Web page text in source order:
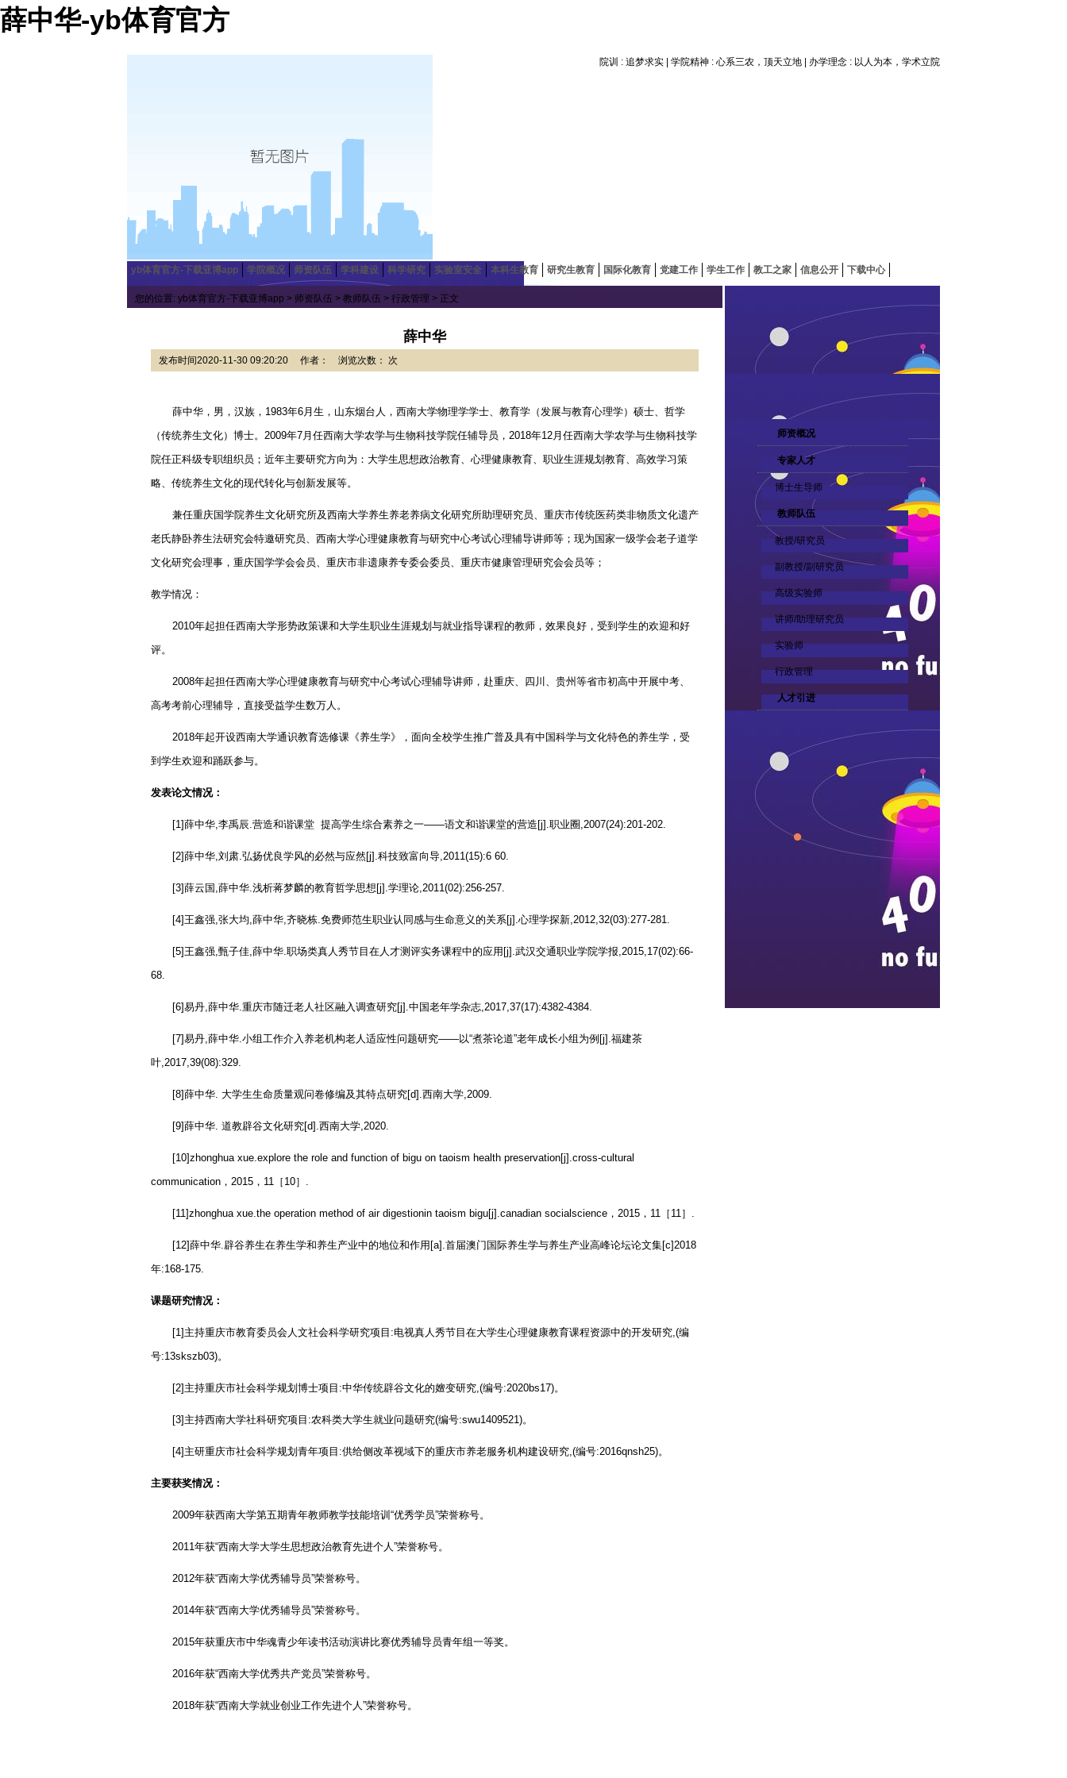
薛中华-yb体育官方
院训 : 追梦求实 | 学院精神 : 心系三农，顶天立地 | 办学理念 : 以人为本，学术立院
yb体育官方-下载亚博app 学院概况 师资队伍 学科建设 科学研究 实验室安全 本科生教育 研究生教育 国际化教育 党建工作 学生工作 教工之家 信息公开 下载中心
师资概况
专家人才
博士生导师
教师队伍
教授/研究员
副教授/副研究员
高级实验师
讲师/助理研究员
实验师
行政管理
人才引进
您的位置: yb体育官方-下载亚博app > 师资队伍 > 教师队伍 > 行政管理 > 正文
薛中华
发布时间2020-11-30 09:20:20 作者： 浏览次数： 次
薛中华，男，汉族， 1983年6月生，山东烟台人，西南大学物理学学士、教育学（发展与教育心理学）硕士、哲学
（传统养生文化）博士。 2009年7月任西南大学农学与生物科技学院任辅导员， 2018年12月任西南大学农学与生物科技学
院任正科级专职组织员；近年主要研究方向为：大学生思想政治教育、心理健康教育、职业生涯规划教育、高效学习策
略、传统养生文化的现代转化与创新发展等。
兼任重庆国学院养生文化研究所及西南大学养生养老养病文化研究所助理研究员、重庆市传统医药类非物质文化遗产
老氏静卧养生法研究会特邀研究员、西南大学心理健康教育与研究中心考试心理辅导讲师等；现为国家一级学会老子道学
文化研究会理事，重庆国学学会会员、重庆市非遗康养专委会委员、重庆市健康管理研究会会员等；
教学情况：
2010年起担任西南大学形势政策课和大学生职业生涯规划与就业指导课程的教师，效果良好，受到学生的欢迎和好
评。
2008年起担任西南大学心理健康教育与研究中心考试心理辅导讲师，赴重庆、四川、贵州等省市初高中开展中考、
高考考前心理辅导，直接受益学生数万人。
2018年起开设西南大学通识教育选修课《养生学》，面向全校学生推广普及具有中国科学与文化特色的养生学，受
到学生欢迎和踊跃参与。
发表论文情况：
[1]薛中华,李禹辰.营造和谐课堂 提高学生综合素养之一——语文和谐课堂的营造 [j].职业圈 ,2007(24):201-202.
[2]薛中华,刘肃.弘扬优良学风的必然与应然[j].科技致富向导,2011(15):6 60.
[3]薛云国 ,薛中华.浅析蒋梦麟的教育哲学思想 [j].学理论,2011(02):256-257.
[4]王鑫强,张大均,薛中华,齐晓栋.免费师范生职业认同感与生命意义的关系[j].心理学探新,2012,32(03):277-281.
[5]王鑫强,甄子佳,薛中华.职场类真人秀节目在人才测评实务课程中的应用 [j].武汉交通职业学院学报,2015,17(02):66-
68.
[6]易丹,薛中华.重庆市随迁老人社区融入调查研究[j].中国老年学杂志,2017,37(17):4382-4384.
[7]易丹,薛中华.小组工作介入养老机构老人适应性问题研究——以“煮茶论道”老年成长小组为例 [j].福建茶
叶,2017,39(08):329.
[8]薛中华. 大学生生命质量观问卷修编及其特点研究[d].西南大学,2009.
[9]薛中华. 道教辟谷文化研究[d].西南大学,2020.
[10]zhonghua xue.explore the role and function of bigu on taoism health preservation[j].cross-cultural
communication ， 2015 ， 11 ［ 10］ .
[11]zhonghua xue.the operation method of air digestionin taoism bigu[j].canadian socialscience， 2015， 11［ 11］ .
[12]薛中华.辟谷养生在养生学和养生产业中的地位和作用 [a].首届澳门国际养生学与养生产业高峰论坛论文集[c]2018
年:168-175.
课题研究情况：
[1] 主持重庆市教育委员会人文社会科学研究项目 :电视真人秀节目在大学生心理健康教育课程资源中的开发研究,(编
号:13skszb03)。
[2] 主持重庆市社会科学规划博士项目 :中华传统辟谷文化的嬗变研究,(编号:2020bs17)。
[3] 主持西南大学社科研究项目 :农科类大学生就业问题研究(编号:swu1409521)。
[4] 主研重庆市社会科学规划青年项目 :供给侧改革视域下的重庆市养老服务机构建设研究,(编号:2016qnsh25)。
主要获奖情况：
2009年获西南大学第五期青年教师教学技能培训 “优秀学员”荣誉称号。
2011年获“西南大学大学生思想政治教育先进个人”荣誉称号。
2012年获“西南大学优秀辅导员”荣誉称号。
2014年获“西南大学优秀辅导员”荣誉称号。
2015年获重庆市中华魂青少年读书活动演讲比赛优秀辅导员青年组一等奖。
2016年获“西南大学优秀共产党员”荣誉称号。
2018年获“西南大学就业创业工作先进个人”荣誉称号。